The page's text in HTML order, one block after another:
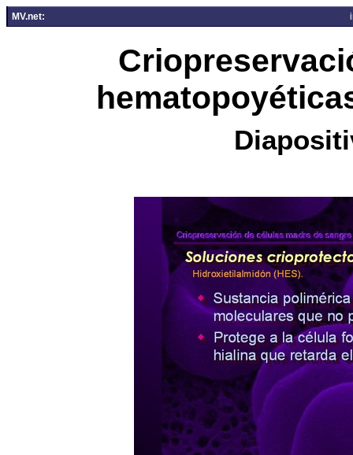
MV.net: